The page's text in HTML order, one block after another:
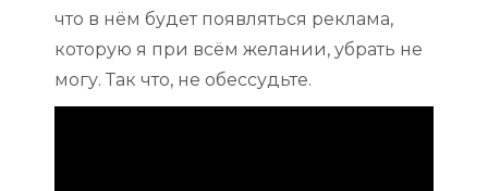
что в нём будет появляться реклама,
которую я при всём желании, убрать не
могу. Так что, не обессудьте.